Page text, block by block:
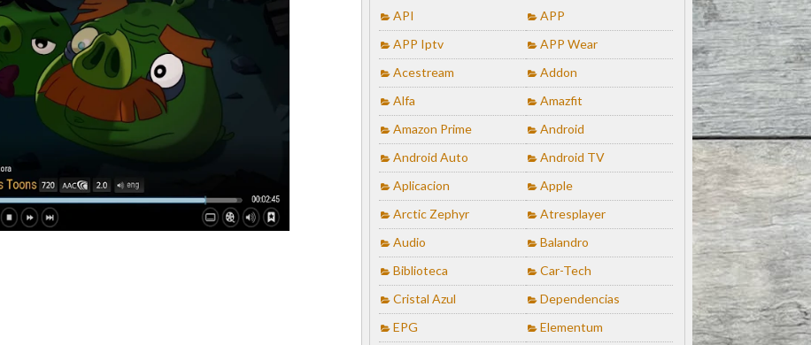
API
APP
APP Iptv
APP Wear
Acestream
Addon
Alfa
Amazfit
Amazon Prime
Android
Android Auto
Android TV
Aplicacion
Apple
Arctic Zephyr
Atresplayer
Audio
Balandro
Biblioteca
Car-Tech
Cristal Azul
Dependencias
EPG
Elementum